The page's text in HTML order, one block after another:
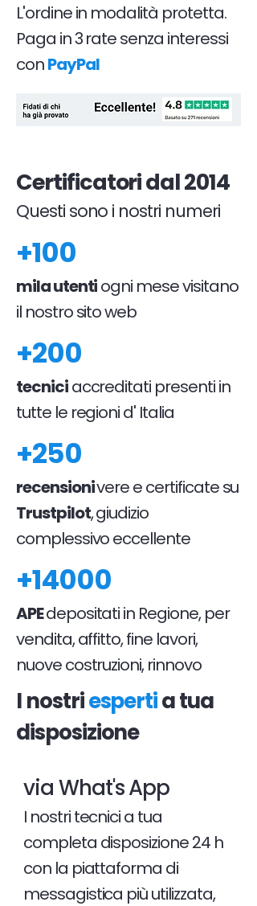
L'ordine in modalità protetta.
Paga in 3 rate senza interessi
conPayPal
Certificatori dal 2014
Questi sono i nostri numeri
+100
mila utentiogni mese visitano
il nostro sito web
+200
tecniciaccreditati presenti in
tutte le regioni d' Italia
+250
recensionivere e certificate su
Trustpilot, giudizio
complessivo eccellente
+14000
APEdepositati in Regione, per
vendita, affitto, fine lavori,
nuove costruzioni, rinnovo
I nostriespertia tua
disposizione
via What's App
I nostri tecnici a tua
completa disposizione 24 h
con la piattaforma di
messagistica più utilizzata,